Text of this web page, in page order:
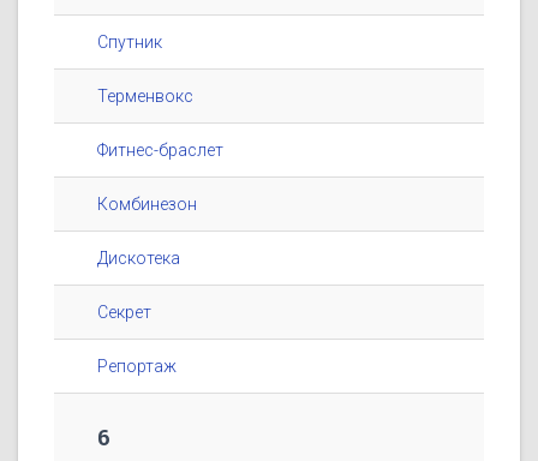
Спутник
Терменвокс
Фитнес-браслет
Комбинезон
Дискотека
Секрет
Репортаж
6